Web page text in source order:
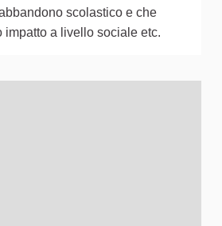
scolastico e che
impatto a livello sociale etc.
è una mappa che presenta gli